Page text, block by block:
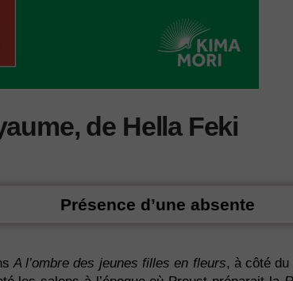
de Hella Feki
Présence d’une absente
A l’ombre des jeunes filles en fleurs, à côté